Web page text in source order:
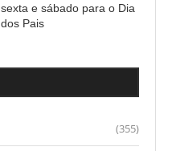
sexta e sábado para o Dia
dos Pais
(355)